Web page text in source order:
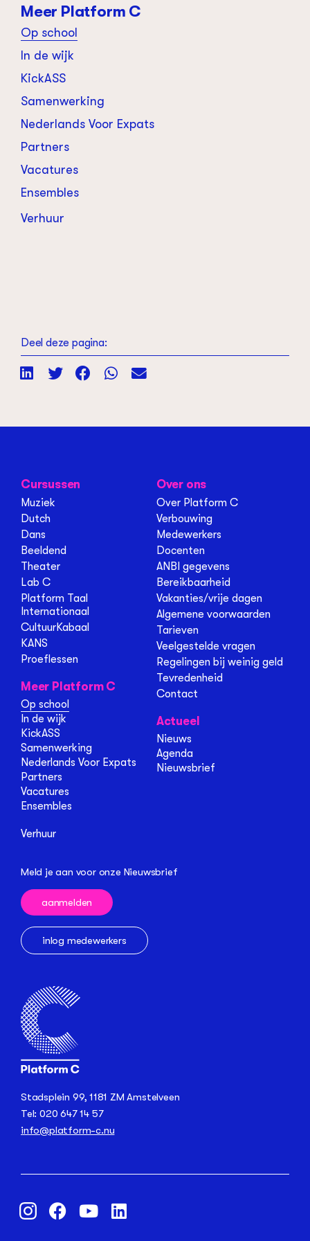
Meer Platform C
Op school
In de wijk
KickASS
Samenwerking
Nederlands Voor Expats
Partners
Vacatures
Ensembles
Verhuur
Deel deze pagina:
Stadsplein 99, 1181 ZM Amstelveen
Tel: 020 647 14 57
info@platform-c.nu
Cursussen
Muziek
Dutch
Dans
Beeldend
Theater
Lab C
Platform Taal
Internationaal
CultuurKabaal
KANS
Proeflessen
Meer Platform C
Op school
In de wijk
KickASS
Samenwerking
Nederlands Voor Expats
Partners
Vacatures
Ensembles
Verhuur
Over ons
Over Platform C
Verbouwing
Medewerkers
Docenten
ANBI gegevens
Bereikbaarheid
Vakanties/vrije dagen
Algemene voorwaarden
Tarieven
Veelgestelde vragen
Regelingen bij weinig geld
Tevredenheid
Contact
Actueel
Nieuws
Agenda
Nieuwsbrief
Meld je aan voor onze Nieuwsbrief
aanmelden
inlog medewerkers